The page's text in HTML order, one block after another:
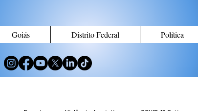
Goiás Distrito Federal Política